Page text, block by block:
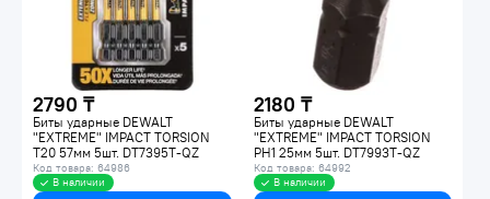
2790 ₸
Биты ударные DEWALT
"EXTREME" IMPACT TORSION
Т20 57мм 5шт. DT7395T-QZ
Код товара: 64986
В наличии
2180 ₸
Биты ударные DEWALT
"EXTREME" IMPACT TORSION
PH1 25мм 5шт. DT7993T-QZ
Код товара: 64992
В наличии